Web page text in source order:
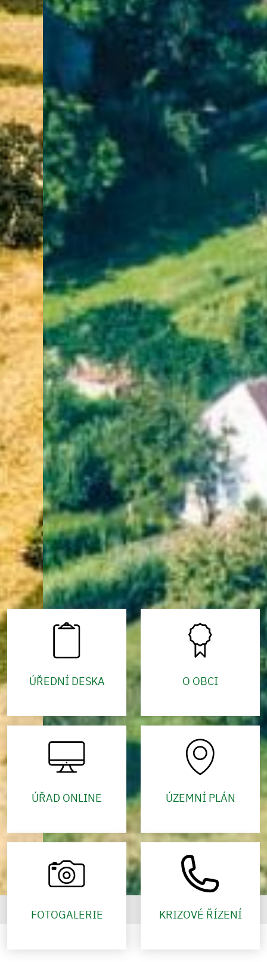
ÚŘEDNÍ DESKA O OBCI
ÚŘAD ONLINE ÚZEMNÍ PLÁN
FOTOGALERIE KRIZOVÉ ŘÍZENÍ